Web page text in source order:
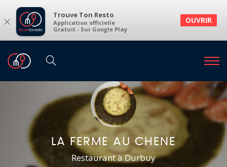
× Trouve Ton Resto
Application officielle
Gratuit - Sur Google Play
OUVRIR
LA FERME AU CHENE
Restaurant à Durbuy